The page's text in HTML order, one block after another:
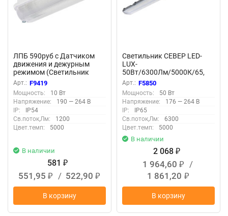
ЛПБ 590руб с Датчиком
движения и дежурным
режимом (Светильник
Черепаха-01-8-Д, 10Вт)
F9419
Арт.: F9419
Мощность:
10 Вт
Напряжение:
190 — 264 В
IP:
IP54
Св.поток,Лм:
1200
Цвет.темп:
5000
В наличии
581 ₽
551,95 ₽ / 522,90 ₽
В корзину
Светильник СЕВЕР LED-
LUX-
50Вт/6300Лм/5000К/65,
прозр F5850
Арт.: F5850
Мощность:
50 Вт
Напряжение:
176 — 264 В
IP:
IP65
Св.поток,Лм:
6300
Цвет.темп:
5000
В наличии
2 068 ₽
1 964,60 ₽
/
1 861,20 ₽
В корзину